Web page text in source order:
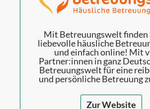
Mit Betreuungswelt finden
liebevolle häusliche
und einfach online! Mit
Partner:innen in ganz
Betreuungswelt für eine
und persönliche Betreuung
Zur Website